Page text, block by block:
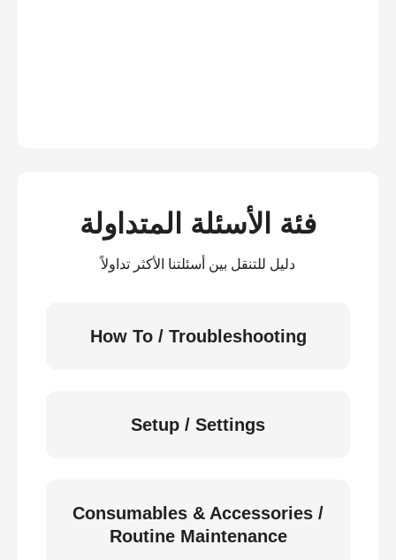
فئة الأسئلة المتداولة
دليل للتنقل بين أسئلتنا الأكثر تداولاً
How To / Troubleshooting
Setup / Settings
Consumables & Accessories /
Routine Maintenance